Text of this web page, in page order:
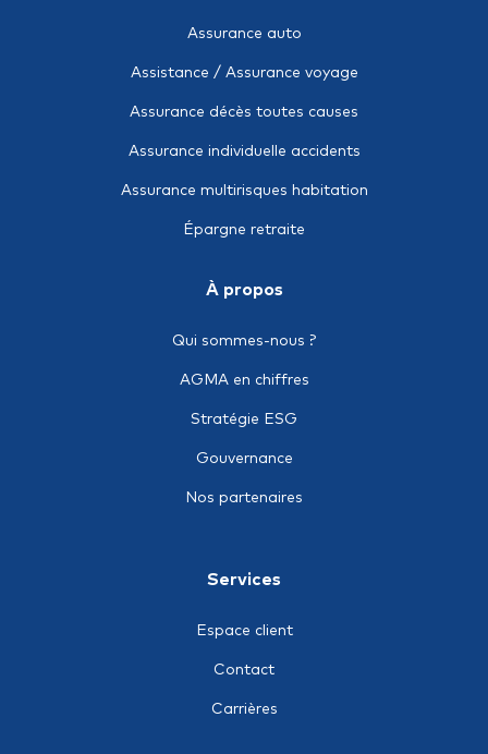
Tous risques chantier / montage
Assurance auto
Assistance / Assurance voyage
Assurance décès toutes causes
Assurance individuelle accidents
Assurance multirisques habitation
Épargne retraite
À propos
Qui sommes-nous ?
AGMA en chiffres
Stratégie ESG
Gouvernance
Nos partenaires
Services
Espace client
Contact
Carrières